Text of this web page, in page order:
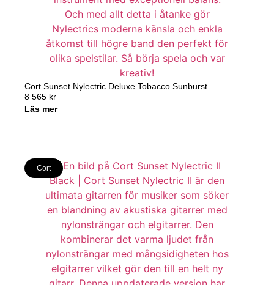
Cort Sunset Nylectric Deluxe Tobacco Sunburst
8 565 kr
Läs mer
Cort